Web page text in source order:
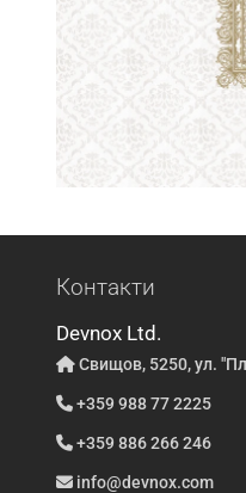
Контакти
Devnox Ltd.
Свищов, 5250, ул.
+359 988 77 2225
+359 886 266 246
info@devnox.com